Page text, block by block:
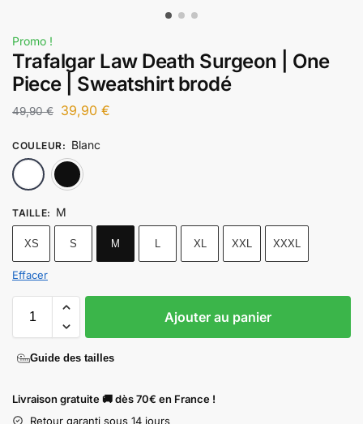
Promo !
Trafalgar Law Death Surgeon | One
Piece | Sweatshirt brodé
49,90€ 39,90 €
COULEUR: Blanc
TAILLE: M
XS S M L XL XXL XXXL
Effacer
Ajouter au panier
Guide des tailles
Livraison gratuite 🚚 dès 70€ en France !
Retour garanti sous 14 jours